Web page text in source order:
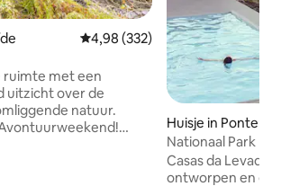
Gemiddelde beoordeling van
4,98 (332)
ruimte met een
uitzicht over de
natuur.
Huisje in Ponte da
Nationaal Park
da LevadaT2
Casas da Levada
ontworpen en